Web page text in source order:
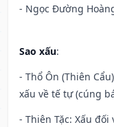
- Ngọc Đường
Sao xấu:
- Thổ Ôn (Thiên
xấu về tế tự (cúng
- Thiên Tặc: Xấu